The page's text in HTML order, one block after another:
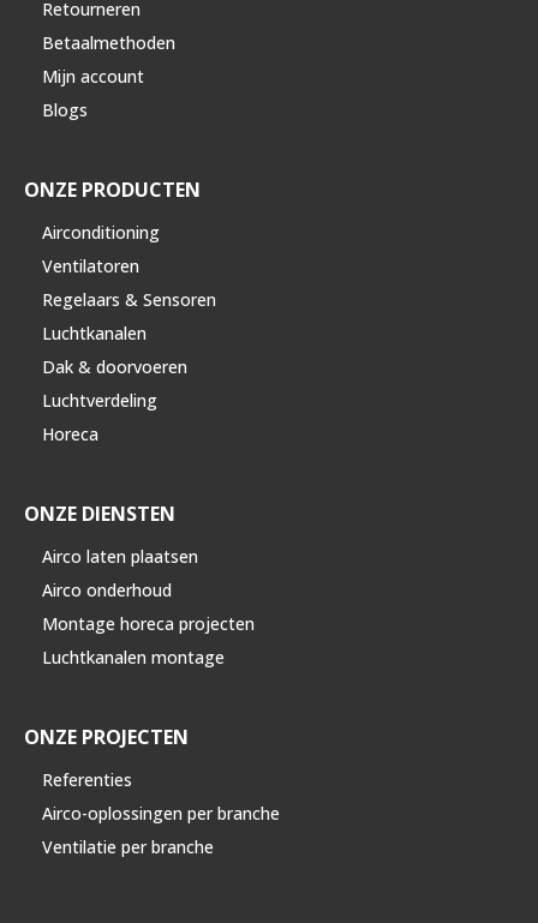
Retourneren
Betaalmethoden
Mijn account
Blogs
ONZE PRODUCTEN
Airconditioning
Ventilatoren
Regelaars & Sensoren
Luchtkanalen
Dak & doorvoeren
Luchtverdeling
Horeca
ONZE DIENSTEN
Airco laten plaatsen
Airco onderhoud
Montage horeca projecten
Luchtkanalen montage
ONZE PROJECTEN
Referenties
Airco-oplossingen per branche
Ventilatie per branche